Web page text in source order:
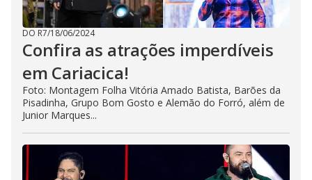
DO R7/18/06/2024
Confira as atrações imperdíveis
em Cariacica!
Foto: Montagem Folha Vitória Amado Batista, Barões da
Pisadinha, Grupo Bom Gosto e Alemão do Forró, além de
Junior Marques...